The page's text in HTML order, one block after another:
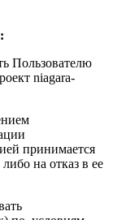
Пользователю
niagara-
принимается
на отказ в ее